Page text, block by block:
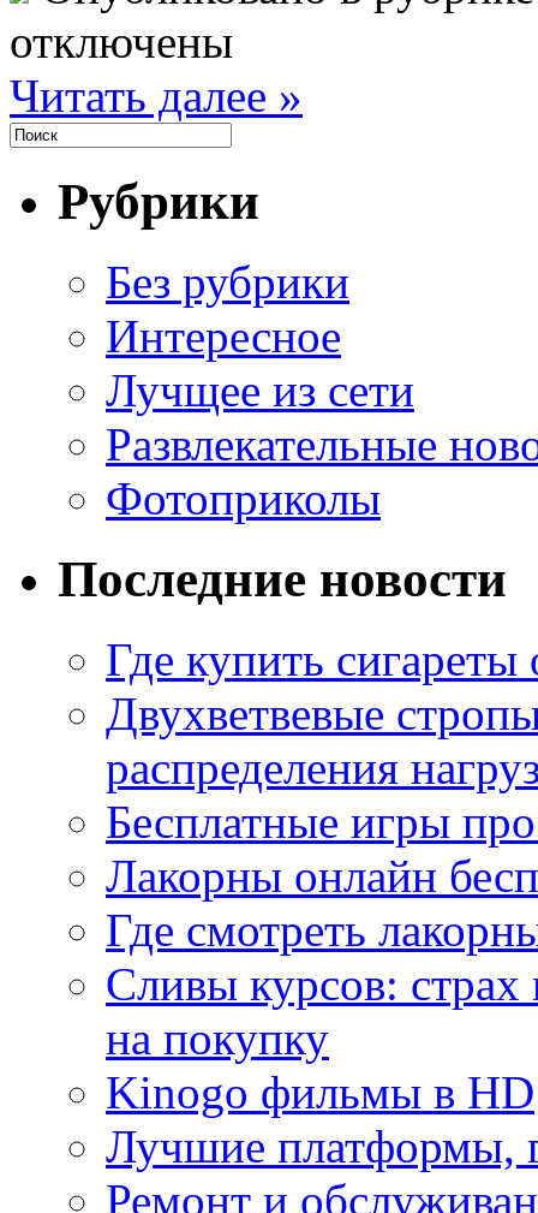
отключены
Читать далее »
Рубрики
Без рубрики
Интересное
Лучщее из сети
Развлекательные
Фотоприколы
Последние новости
Где купить
Двухветвевые
распределения
Бесплатные игры
Лакорны онлайн
Где смотреть
Сливы курсов:
на покупку
Kinogo фильмы в HD
Лучшие платформы,
Ремонт и